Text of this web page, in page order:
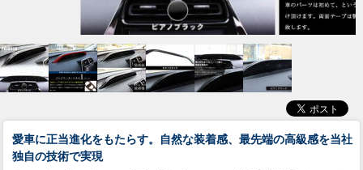
愛車に正当進化をもたらす。自然な装着感、最先端の高級感を当社
独自の技術で実現